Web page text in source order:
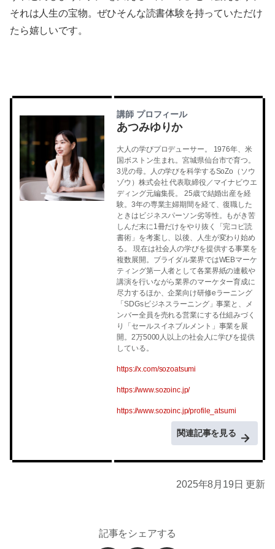
それは人生の宝物。ぜひそんな読書体験を持っていただけ
たら嬉しいです。
講師 プロフィール
あつみゆりか
大人の学びプロデューサー。 1976年、米
国ボストン生まれ。宮城県仙台市で育つ。
3児の母。人の学びを科学するSoZo（ソウ
ゾウ）株式会社 代表取締役／マイナビウエ
ディング元編集長。 25歳で結婚出産を経
験。3年の専業主婦期間を経て、復職した
ときはビジネスパーソン劣等性。もがき苦
しんだ末に1冊だけをやり抜く「完コピ読
書術」を考案し、以後、人生が変わり始め
る。 現在は社会人の学びを提供する事業を
複数展開。ブライダル業界ではWEBマーケ
ティング第一人者として各業界紙の連載や
講演を行いながら業界のマーケター育成に
尽力するほか、企業向け研修eラーニング
「SDGsビジネスラーニング」事業と、メ
ンバー全員を売れる営業にする仕組みづく
り「セールスイネブルメント」事業を展
開。2万5000人以上の社会人に学びを提供
している。
https://x.com/sozoatsumi
https://www.sozoinc.jp/
https://www.sozoinc.jp/profile_atsumi
関連記事を見る
2025年8月19日 更新
記事をシェアする